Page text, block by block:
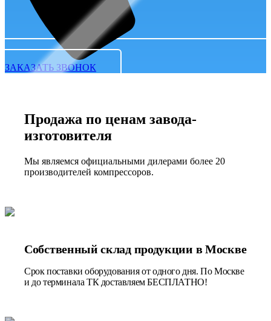
ЗАКАЗАТЬ ЗВОНОК
Продажа по ценам завода-
изготовителя
Мы являемся официальными дилерами более 20
производителей компрессоров.
Собственный склад продукции в Москве
Срок поставки оборудования от одного дня. По Москве
и до терминала ТК доставляем БЕСПЛАТНО!